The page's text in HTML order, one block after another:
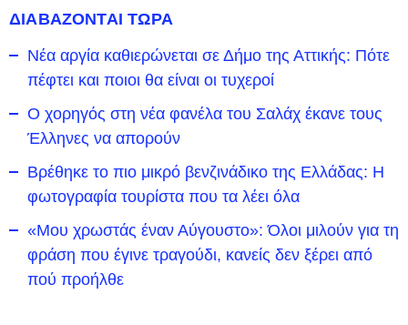
ΔΙΑΒΑΖΟΝΤΑΙ ΤΩΡΑ
Νέα αργία καθιερώνεται σε Δήμο της Αττικής: Πότε
πέφτει και ποιοι θα είναι οι τυχεροί
Ο χορηγός στη νέα φανέλα του Σαλάχ έκανε τους
Έλληνες να απορούν
Βρέθηκε το πιο μικρό βενζινάδικο της Ελλάδας: Η
φωτογραφία τουρίστα που τα λέει όλα
«Μου χρωστάς έναν Αύγουστο»: Όλοι μιλούν για τη
φράση που έγινε τραγούδι, κανείς δεν ξέρει από
πού προήλθε